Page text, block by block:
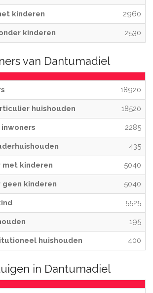
kinderen 2960
kinderen 2530
van Dantumadiel
18920
huishouden 18520
2285
435
met kinderen 5040
kinderen 5040
5525
195
huishouden 400
in Dantumadiel